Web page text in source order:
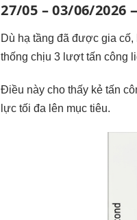
27/05 – 03/06/
Dù hạ tầng đã được gia
thống chịu 3 lượt tấn công
Điều này cho thấy kẻ tấn
lực tối đa lên mục tiêu.